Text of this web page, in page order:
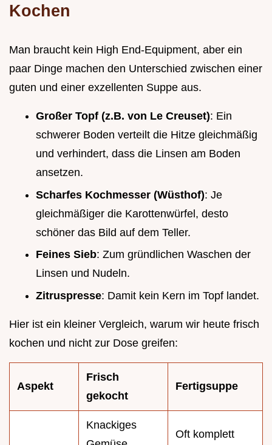
Kochen
Man braucht kein High End-Equipment, aber ein
paar Dinge machen den Unterschied zwischen einer
guten und einer exzellenten Suppe aus.
Großer Topf (z.B. von Le Creuset): Ein
schwerer Boden verteilt die Hitze gleichmäßig
und verhindert, dass die Linsen am Boden
ansetzen.
Scharfes Kochmesser (Wüsthof): Je
gleichmäßiger die Karottenwürfel, desto
schöner das Bild auf dem Teller.
Feines Sieb: Zum gründlichen Waschen der
Linsen und Nudeln.
Zitruspresse: Damit kein Kern im Topf landet.
Hier ist ein kleiner Vergleich, warum wir heute frisch
kochen und nicht zur Dose greifen:
Aspekt
Frisch
gekocht
Fertigsuppe
Knackiges
Oft komplett